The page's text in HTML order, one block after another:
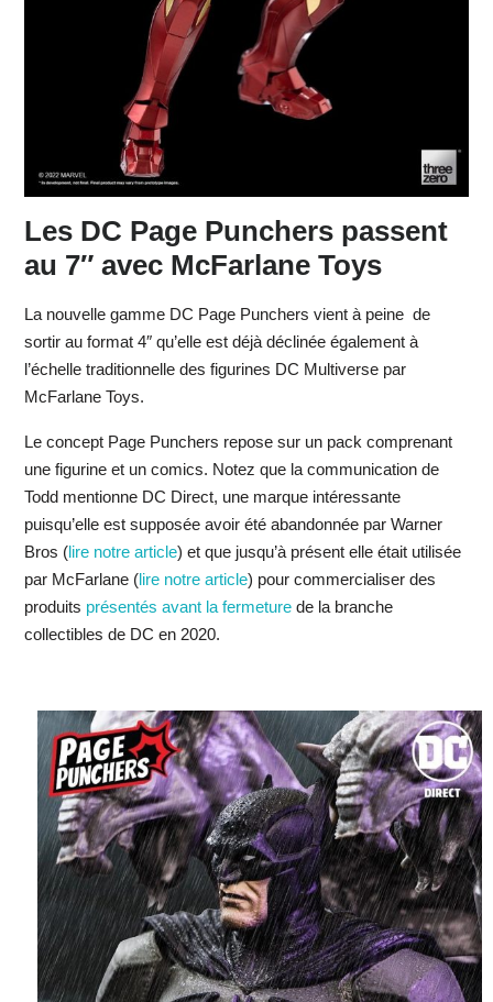
Les DC Page Punchers passent
au 7″ avec McFarlane Toys
La nouvelle gamme DC Page Punchers vient à peine de
sortir au format 4″ qu’elle est déjà déclinée également à
l’échelle traditionnelle des figurines DC Multiverse par
McFarlane Toys.
Le concept Page Punchers repose sur un pack comprenant
une figurine et un comics. Notez que la communication de
Todd mentionne DC Direct, une marque intéressante
puisqu’elle est supposée avoir été abandonnée par Warner
Bros (lire notre article) et que jusqu’à présent elle était utilisée
par McFarlane (lire notre article) pour commercialiser des
produits présentés avant la fermeturede la branche
collectibles de DC en 2020.